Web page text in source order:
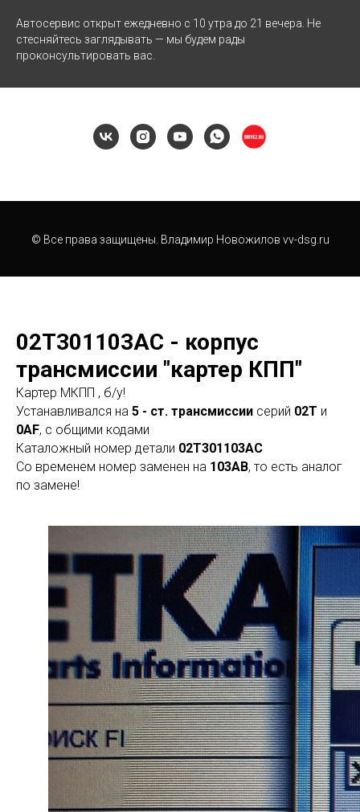
Автосервис открыт ежедневно с 10 утра до 21 вечера. Не
стесняйтесь заглядывать — мы будем рады
проконсультировать вас.
© Все права защищены. Владимир Новожилов vv-dsg.ru
02T301103AC - корпус
трансмиссии "картер КПП"
Картер МКПП , б/у!
Устанавливался на 5 - ст. трансмиссии серий 02T и
0AF, с общими кодами
Каталожный номер детали 02T301103AC
Со временем номер заменен на 103AB, то есть аналог
по замене!